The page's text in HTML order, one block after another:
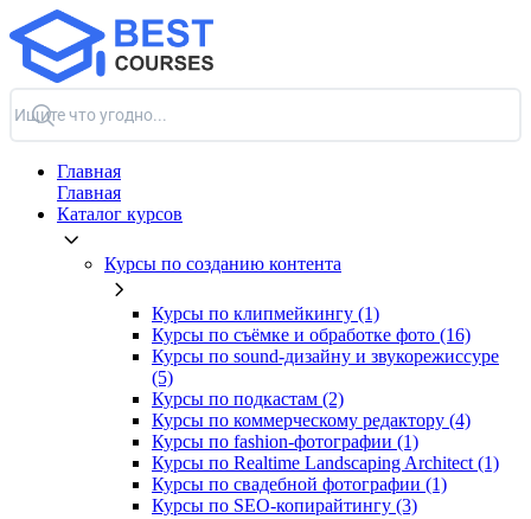
Главная
Главная
Каталог курсов
Курсы по созданию контента
Курсы по клипмейкингу (1)
Курсы по съёмке и обработке фото (16)
Курсы по sound-дизайну и звукорежиссуре
(5)
Курсы по подкастам (2)
Курсы по коммерческому редактору (4)
Курсы по fashion-фотографии (1)
Курсы по Realtime Landscaping Architect (1)
Курсы по свадебной фотографии (1)
Курсы по SEO-копирайтингу (3)